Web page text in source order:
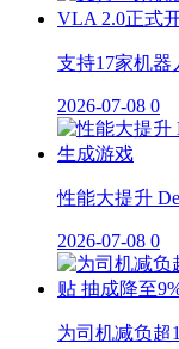
支持17家机器
2026-07-08 0
性能大提升
2026-07-08 0
为司机减负超